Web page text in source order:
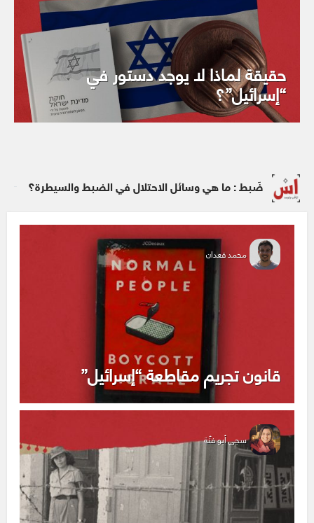
حقيقة لماذا لا يوجد دستور في
“إسرائيل”؟
ضَبط : ما هي وسائل الاحتلال في الضبط والسيطرة؟
محمد قعدان
قانون تجريم مقاطعة “إسرائيل”
سجى أبو فنّة